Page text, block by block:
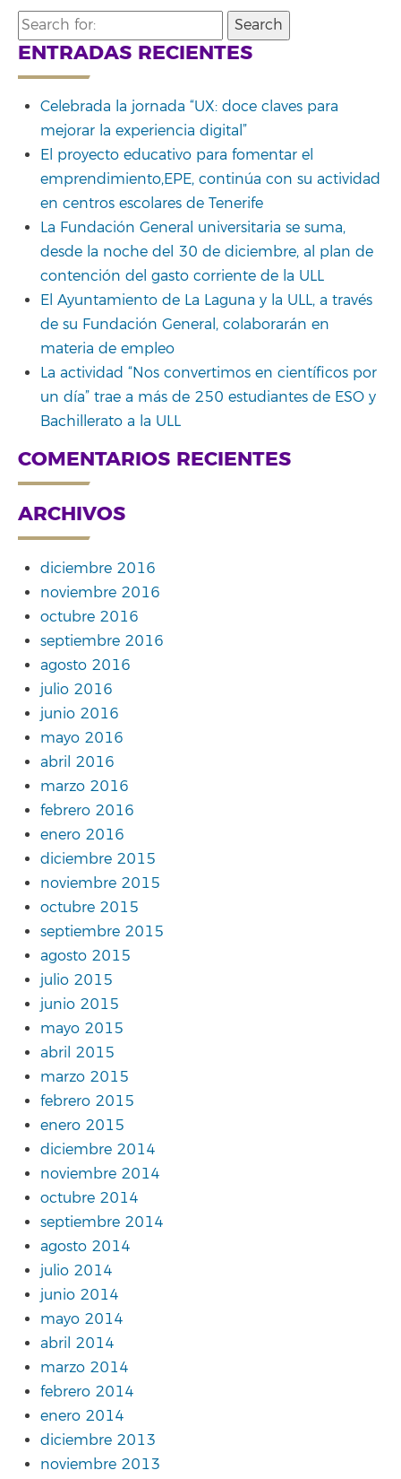
Search
for:
ENTRADAS RECIENTES
Celebrada la jornada “UX: doce claves para
mejorar la experiencia digital”
El proyecto educativo para fomentar el
emprendimiento,EPE, continúa con su actividad
en centros escolares de Tenerife
La Fundación General universitaria se suma,
desde la noche del 30 de diciembre, al plan de
contención del gasto corriente de la ULL
El Ayuntamiento de La Laguna y la ULL, a través
de su Fundación General, colaborarán en
materia de empleo
La actividad “Nos convertimos en científicos por
un día” trae a más de 250 estudiantes de ESO y
Bachillerato a la ULL
COMENTARIOS RECIENTES
ARCHIVOS
diciembre 2016
noviembre 2016
octubre 2016
septiembre 2016
agosto 2016
julio 2016
junio 2016
mayo 2016
abril 2016
marzo 2016
febrero 2016
enero 2016
diciembre 2015
noviembre 2015
octubre 2015
septiembre 2015
agosto 2015
julio 2015
junio 2015
mayo 2015
abril 2015
marzo 2015
febrero 2015
enero 2015
diciembre 2014
noviembre 2014
octubre 2014
septiembre 2014
agosto 2014
julio 2014
junio 2014
mayo 2014
abril 2014
marzo 2014
febrero 2014
enero 2014
diciembre 2013
noviembre 2013